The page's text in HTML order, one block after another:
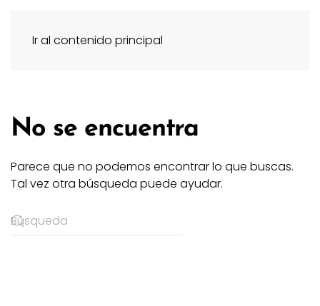
Ir al contenido principal
No se encuentra
Parece que no podemos encontrar lo que buscas.
Tal vez otra búsqueda puede ayudar.